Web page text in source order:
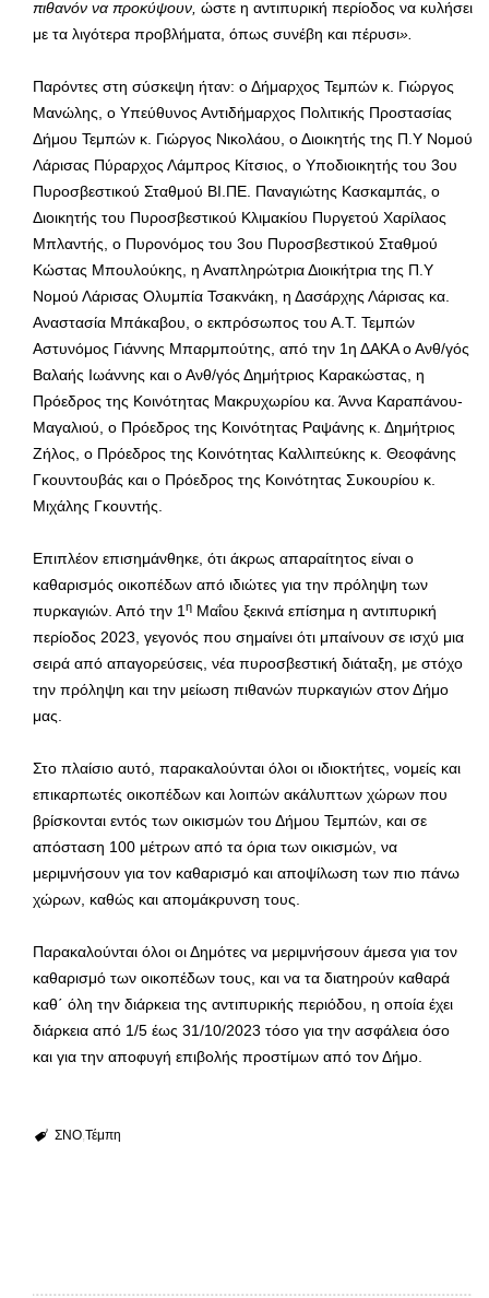
πιθανόν να προκύψουν ώστε η αντιπυρική περίοδος να κυλήσει
με τα λιγότερα προβλήματα, όπως συνέβη και πέρυσι».
Παρόντες στη σύσκεψη ήταν: ο Δήμαρχος Τεμπών κ. Γιώργος
Μανώλης, ο Υπεύθυνος Αντιδήμαρχος Πολιτικής Προστασίας
Δήμου Τεμπών κ. Γιώργος Νικολάου, ο Διοικητής της Π.Υ Νομού
Λάρισας Πύραρχος Λάμπρος Κίτσιος, ο Υποδιοικητής του 3ου
Πυροσβεστικού Σταθμού ΒΙ.ΠΕ. Παναγιώτης Κασκαμπάς, ο
Διοικητής του Πυροσβεστικού Κλιμακίου Πυργετού Χαρίλαος
Μπλαντής, ο Πυρονόμος του 3ου Πυροσβεστικού Σταθμού
Κώστας Μπουλούκης, η Αναπληρώτρια Διοικήτρια της Π.Υ
Νομού Λάρισας Ολυμπία Τσακνάκη, η Δασάρχης Λάρισας κα.
Αναστασία Μπάκαβου, ο εκπρόσωπος του Α.Τ. Τεμπών
Αστυνόμος Γιάννης Μπαρμπούτης, από την 1η ΔΑΚΑ ο Ανθ/γός
Βαλαής Ιωάννης και ο Ανθ/γός Δημήτριος Καρακώστας, η
Πρόεδρος της Κοινότητας Μακρυχωρίου κα. Άννα Καραπάνου-
Μαγαλιού, ο Πρόεδρος της Κοινότητας Ραψάνης κ. Δημήτριος
Ζήλος, ο Πρόεδρος της Κοινότητας Καλλιπεύκης κ. Θεοφάνης
Γκουντουβάς και ο Πρόεδρος της Κοινότητας Συκουρίου κ.
Μιχάλης Γκουντής.
Επιπλέον επισημάνθηκε, ότι άκρως απαραίτητος είναι ο
καθαρισμός οικοπέδων από ιδιώτες για την πρόληψη των
πυρκαγιών. Από την 1 η Μαΐου ξεκινά επίσημα η αντιπυρική
περίοδος 2023, γεγονός που σημαίνει ότι μπαίνουν σε ισχύ μια
σειρά από απαγορεύσεις, νέα πυροσβεστική διάταξη, με στόχο
την πρόληψη και την μείωση πιθανών πυρκαγιών στον Δήμο
μας.
Στο πλαίσιο αυτό, παρακαλούνται όλοι οι ιδιοκτήτες, νομείς και
επικαρπωτές οικοπέδων και λοιπών ακάλυπτων χώρων που
βρίσκονται εντός των οικισμών του Δήμου Τεμπών, και σε
απόσταση 100 μέτρων από τα όρια των οικισμών, να
μεριμνήσουν για τον καθαρισμό και αποψίλωση των πιο πάνω
χώρων, καθώς και απομάκρυνση τους.
Παρακαλούνται όλοι οι Δημότες να μεριμνήσουν άμεσα για τον
καθαρισμό των οικοπέδων τους, και να τα διατηρούν καθαρά
καθ΄ όλη την διάρκεια της αντιπυρικής περιόδου, η οποία έχει
διάρκεια από 1/5 έως 31/10/2023 τόσο για την ασφάλεια όσο
και για την αποφυγή επιβολής προστίμων από τον Δήμο.
ΣΝΟ Τέμπη